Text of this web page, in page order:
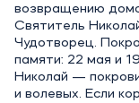
возвращению
Святитель
Чудотворец.
памяти: 22 мая и
Николай —
и волевых. Если